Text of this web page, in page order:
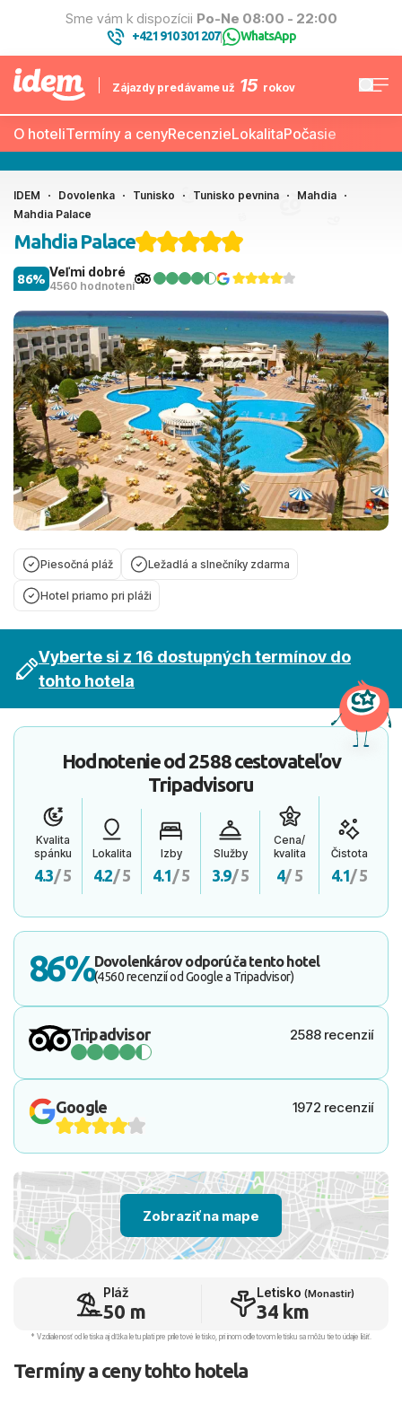
Sme vám k dispozícii Po-Ne 08:00 - 22:00
+421 910 301 207| WhatsApp
Zájazdy predávame už 15 rokov
O hoteliTermíny a cenyRecenzieLokalitaPočasie
IDEM Dovolenka Tunisko Tunisko pevnina
Mahdia
Mahdia Palace
Mahdia Palace
Veľmi dobré
4560 hodnotení
86%
Piesočná pláž Ležadlá a slnečníky zdarma
Hotel priamo pri pláži
Vyberte si z 16 dostupných termínov do
tohto hotela
Hodnotenie od2588 cestovateľov
Tripadvisoru
Kvalita
spánku
4.3/ 5
Lokalita
4.2/ 5
Izby
4.1/ 5
Služby
3.9/ 5
Cena/
kvalita
4/ 5
Čistota
4.1/ 5
86%Dovolenkárov odporúča tento hotel
(4560 recenzií od Google a Tripadvisor)
Tripadvisor 2588 recenzií
Google 1972 recenzií
Zobraziť na mape
Pláž
50 m
Letisko (Monastir)
34 km
* Vzdialenosť od letiska aj dľžka letu platí pre príletové letisko, pri inom odletovom letisku sa môžu tieto údaje líšiť.
Termíny a ceny tohto hotela